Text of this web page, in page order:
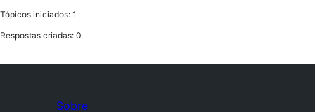
Tópicos iniciados: 1
Respostas criadas: 0
Sobre